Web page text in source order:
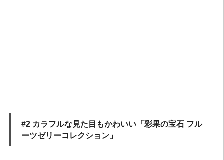
#2 カラフルな見た目もかわいい「彩果の宝石 フル
ーツゼリーコレクション」